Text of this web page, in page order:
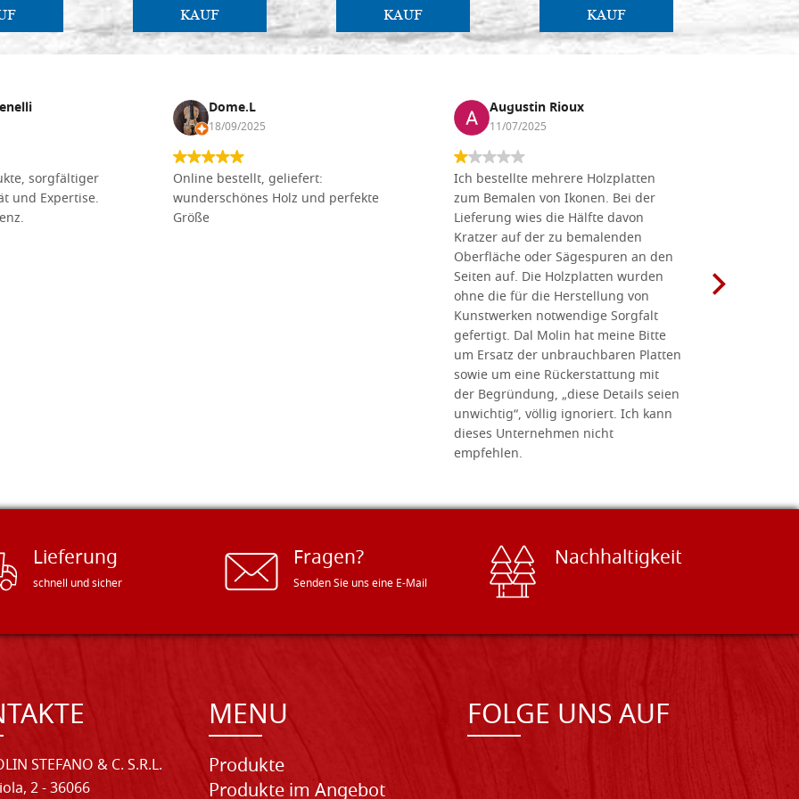
KAUF KAUF KAUF
sorgfältiger
und Expertise.
Dome.L
18/09/2025
Online bestellt, geliefert:
wunderschönes Holz und perfekte
Größe
Augustin Rioux
11/07/2025
Ich bestellte mehrere Holzplatten
zum Bemalen von Ikonen. Bei der
Lieferung wies die Hälfte davon
Kratzer auf der zu bemalenden
Oberfläche oder Sägespuren an den
Seiten auf. Die Holzplatten wurden
ohne die für die Herstellung von
Kunstwerken notwendige Sorgfalt
gefertigt. Dal Molin hat meine Bitte
um Ersatz der unbrauchbaren Platten
sowie um eine Rückerstattung mit
der Begründung, „diese Details seien
unwichtig“, völlig ignoriert. Ich kann
dieses Unternehmen nicht
empfehlen.
Lieferung
schnell und sicher
Fragen?
Senden Sie uns eine E-Mail
Nachhaltigkeit
STEFANO & C. S.R.L.
2 - 36066
MENU
Produkte
Produkte im Angebot
FOLGE UNS AUF